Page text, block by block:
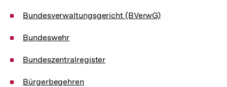
Bundesverwaltungsgericht (BVerwG)
Bundeswehr
Bundeszentralregister
Bürgerbegehren